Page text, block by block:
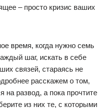
– просто кризис ваших
время, когда нужно семь
шаг, искать в себе
связей, стараясь не
расскажем о том,
развод, а пока прочтите
из них те, с которыми